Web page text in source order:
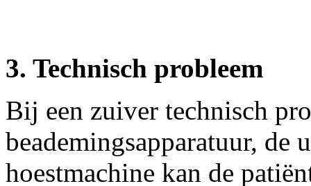
3. Technisch probleem
Bij een zuiver technisch
beademingsapparatuur, de
hoestmachine kan de